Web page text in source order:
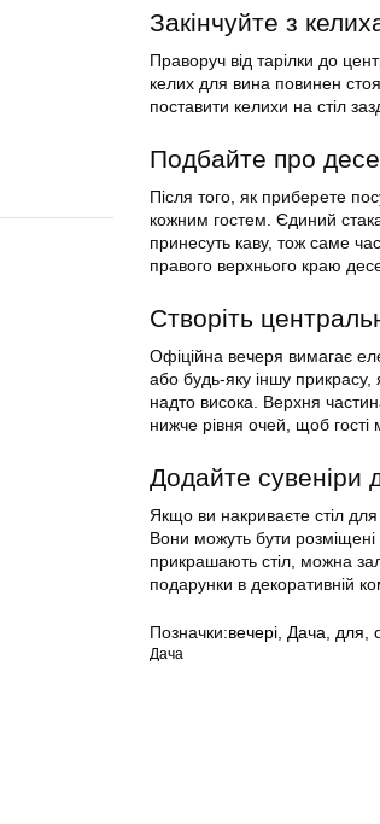
Закінчуйте з
Праворуч від тарілки до
келих для вина повинен
поставити келихи на стіл
Подбайте про
Після того, як приберете
кожним гостем. Єдиний
принесуть каву, тож саме
правого верхнього краю
Створіть
Офіційна вечеря вимагає
або будь-яку іншу
надто висока. Верхня
нижче рівня очей, щоб гості
Додайте сувеніри
Якщо ви накриваєте стіл
Вони можуть бути розміщені
прикрашають стіл, можна
подарунки в декоративній
Позначки:вечері Дача для
Дача